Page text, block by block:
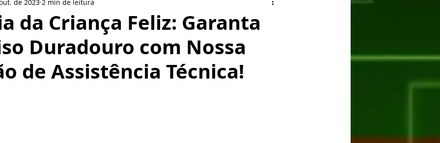
LinkedIn LG Facebook
Smartphone Motorola Pionner Gear VR Pioneer
da Criança Feliz: Garanta
Duradouro com Nossa
de Assistência Técnica!
de 2023 2 min de leitura
5 estrelas.